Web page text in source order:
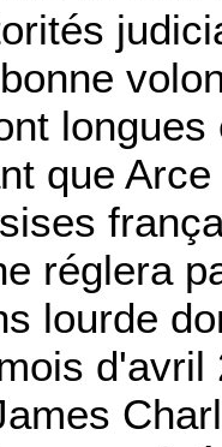
que
réglera
lourde